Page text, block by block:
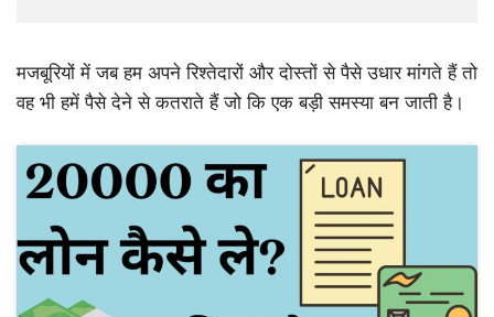
मजबूरियों में जब हम अपने रिश्तेदारों और दोस्तों से पैसे उधार मांगते हैं तो
वह भी हमें पैसे देने से कतराते हैं जो कि एक बड़ी समस्या बन जाती है।